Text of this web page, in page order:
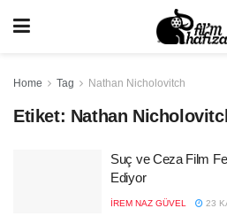
Home Tag Nathan Nicholovitch
Etiket: Nathan
Suç ve Ceza Film
Ediyor
İREM NAZ GÜVEL 23